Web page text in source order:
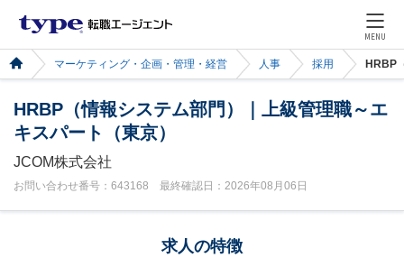
MENU
マーケティング・企画・管理・経営 人事 採用 HRBP
HRBP（情報システム部門）｜上級管理職～エ
キスパート（東京）
JCOM株式会社
お問い合わせ番号：643168 最終確認日：2026年08月06日
求人の特徴